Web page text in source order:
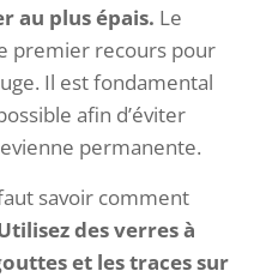
au plus épais. Le
premier recours pour
Il est fondamental
afin d’éviter
permanente.
savoir comment
des verres à
et les traces sur